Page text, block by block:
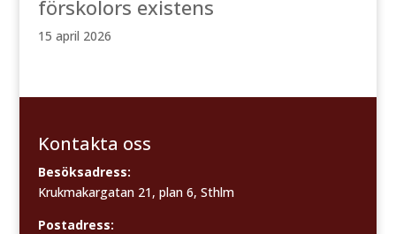
förskolors existens
15 april 2026
Kontakta oss
Besöksadress:
Krukmakargatan 21, plan 6, Sthlm
Postadress: